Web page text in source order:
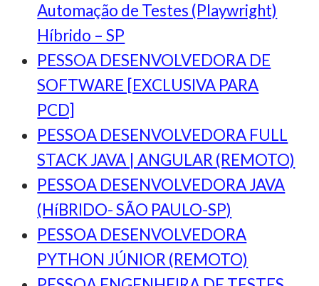
Automação de Testes (Playwright)
Híbrido – SP
PESSOA DESENVOLVEDORA DE
SOFTWARE [EXCLUSIVA PARA
PCD]
PESSOA DESENVOLVEDORA FULL
STACK JAVA | ANGULAR (REMOTO)
PESSOA DESENVOLVEDORA JAVA
(HíBRIDO- SÃO PAULO-SP)
PESSOA DESENVOLVEDORA
PYTHON JÚNIOR (REMOTO)